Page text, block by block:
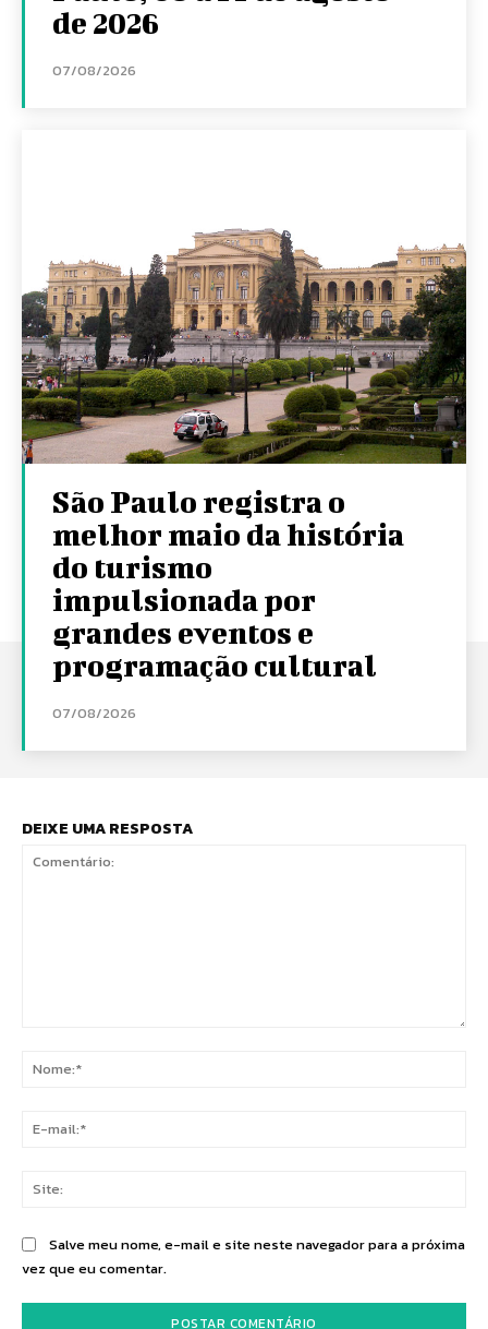
de 2026
07/08/2026
São Paulo registra o
melhor maio da história
do turismo
impulsionada por
grandes eventos e
programação cultural
07/08/2026
DEIXE UMA RESPOSTA
Salve meu nome, e-mail e site neste navegador para a próxima
vez que eu comentar.